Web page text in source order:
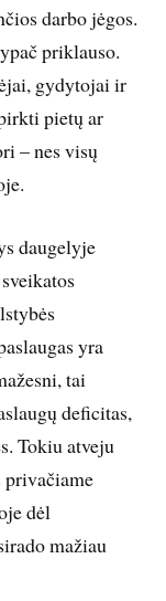
darbo jėgos.
priklauso.
gydytojai ir
pietų ar
– nes visų
daugelyje
yra
tai
deficitas,
Tokiu atveju
privačiame
dėl
mažiau